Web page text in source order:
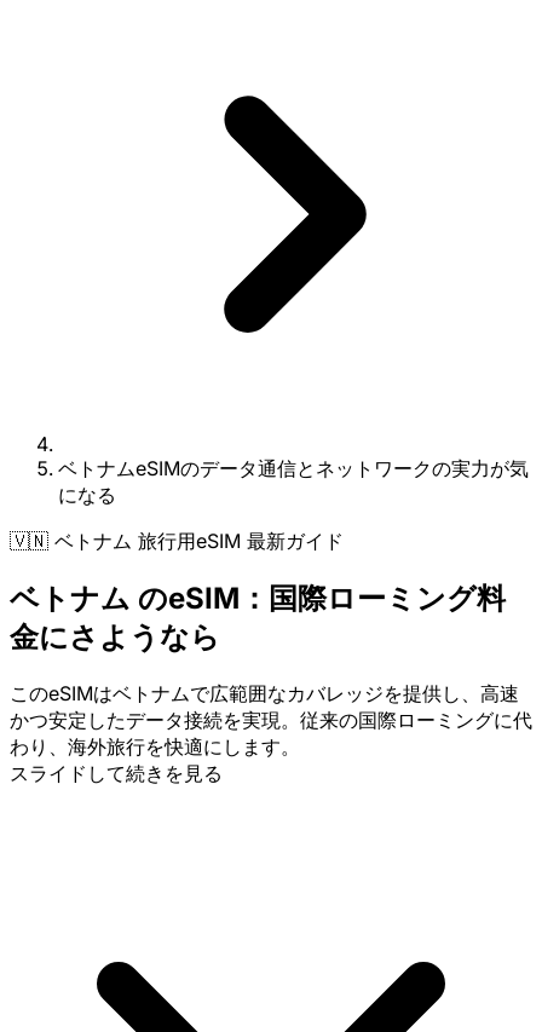
ベトナムeSIMのデータ通信とネットワークの実力が気
になる
🇻🇳 ベトナム 旅行用eSIM 最新ガイド
ベトナム のeSIM：国際ローミング料
金にさようなら
このeSIMはベトナムで広範囲なカバレッジを提供し、高速
かつ安定したデータ接続を実現。従来の国際ローミングに代
わり、海外旅行を快適にします。
スライドして続きを見る